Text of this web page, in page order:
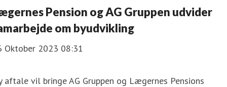
Pension og AG Gruppen udvider
om byudvikling
Oktober 2023 08:31
aftale vil bringe AG Gruppen og Lægernes Pensions